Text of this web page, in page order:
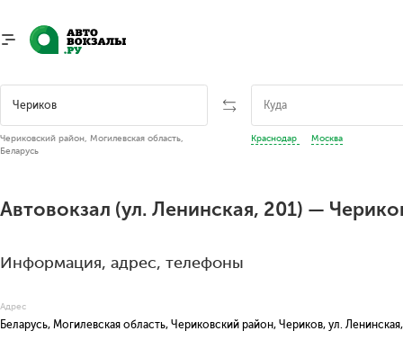
Чериковский район, Могилевская область,
Беларусь
Краснодар Москва
Автовокзал (ул. Ленинская, 201) —
Информация, адрес, телефоны
Адрес
Беларусь, Могилевская область, Чериковский район, Чериков, ул.